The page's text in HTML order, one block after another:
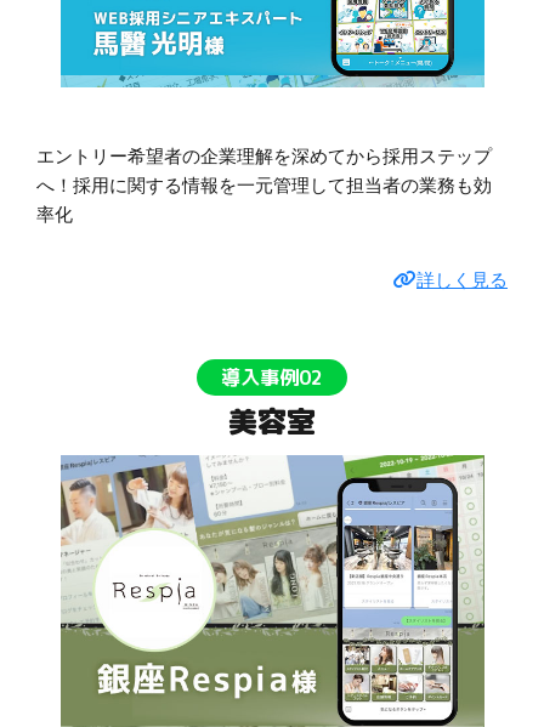
エントリー希望者の企業理解を深めてから採用ステップ
へ！採用に関する情報を一元管理して担当者の業務も効
率化
詳しく見る
導入事例02
美容室